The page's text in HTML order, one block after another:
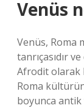
Venüs
Venüs, Roma
tanrıçasıdır
Afrodit olarak
Roma
boyunca